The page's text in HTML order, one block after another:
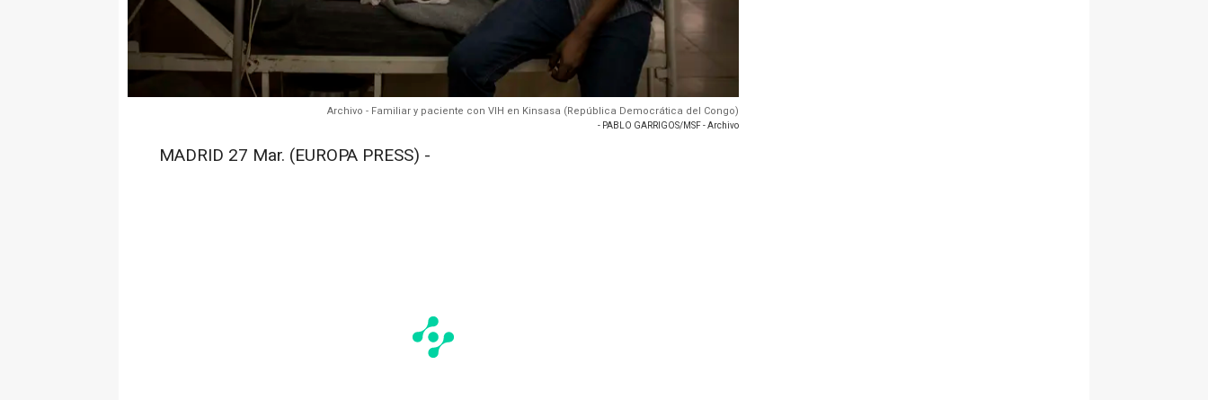
Archivo - Familiar y paciente con VIH en Kinsasa (República Democrática del Congo)
- PABLO GARRIGOS/MSF - Archivo
MADRID 27 Mar. (EUROPA PRESS) -